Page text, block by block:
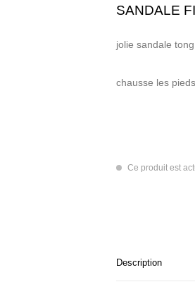
SANDALE
jolie sandale tong
chausse les
Ce produit est
Description